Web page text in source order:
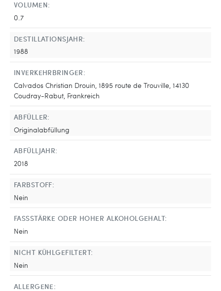
VOLUMEN:
0.7
DESTILLATIONSJAHR:
1988
INVERKEHRBRINGER:
Calvados Christian Drouin, 1895 route de Trouville, 14130
Coudray-Rabut, Frankreich
ABFÜLLER:
Originalabfüllung
ABFÜLLJAHR:
2018
FARBSTOFF:
Nein
FASSSTÄRKE ODER HOHER ALKOHOLGEHALT:
Nein
NICHT KÜHLGEFILTERT:
Nein
ALLERGENE: